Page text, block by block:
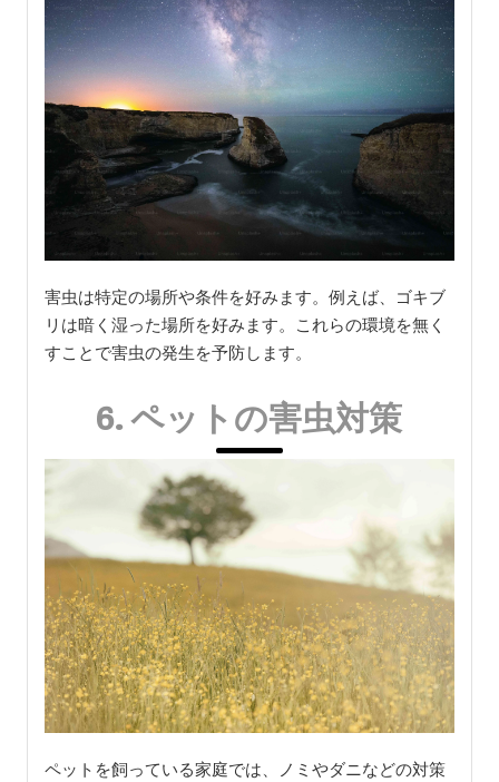
害虫は特定の場所や条件を好みます。例えば、ゴキブ
リは暗く湿った場所を好みます。これらの環境を無く
すことで害虫の発生を予防します。
6. ペットの害虫対策
ペットを飼っている家庭では、ノミやダニなどの対策